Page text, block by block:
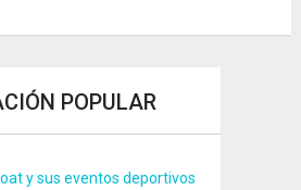
POPULAR
y sus eventos deportivos